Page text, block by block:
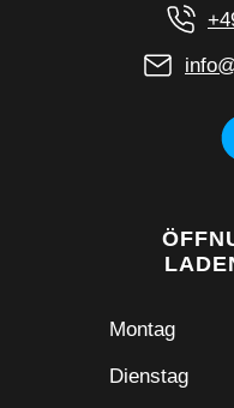
Montag
Dienstag